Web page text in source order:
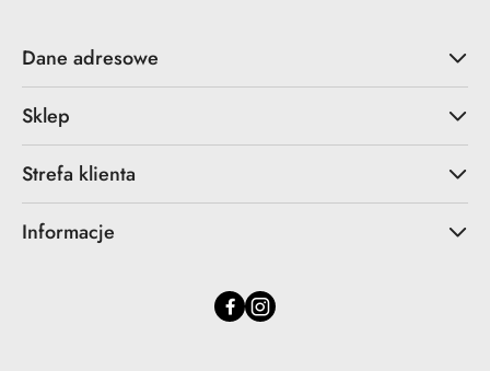
Dane adresowe
Sklep
Strefa klienta
Informacje